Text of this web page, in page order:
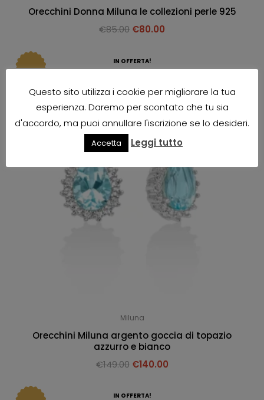
Orecchini Donna Miluna le collezioni perle 925
€85.00 €80.00
IN OFFERTA!
Miluna
Orecchini Miluna argento goccia di topazio
azzurro e bianco
€149.00 €140.00
IN OFFERTA!
Questo sito utilizza i cookie per migliorare la tua
esperienza. Daremo per scontato che tu sia
d'accordo, ma puoi annullare l'iscrizione se lo desideri.
Accetta Leggi tutto